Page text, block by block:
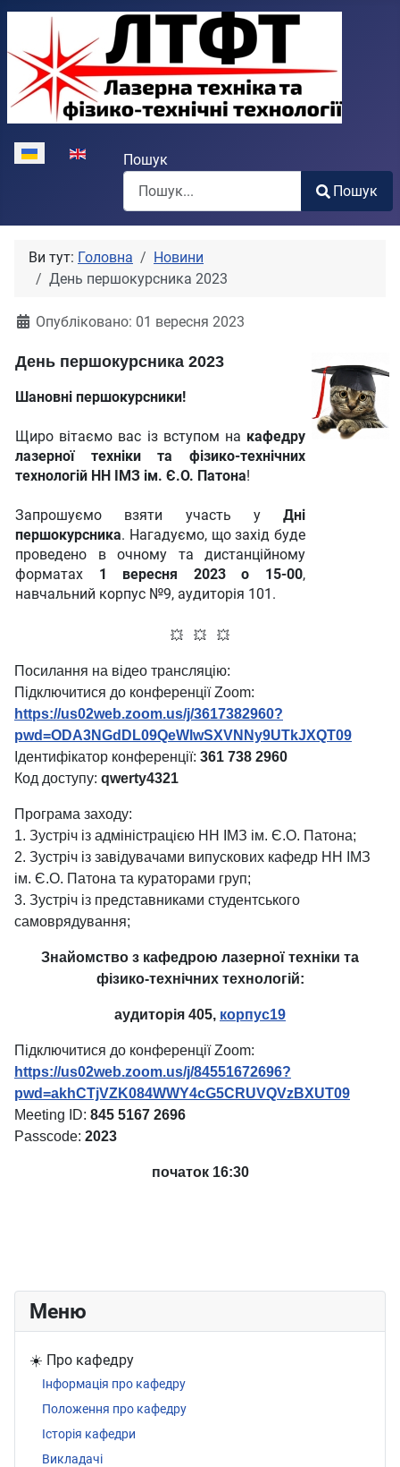
Виберіть свою мовуПошук
Пошук
Меню
☀️ Про кафедру
Інформація про кафедру
Положення про кафедру
Історія кафедри
Викладачі
Ви тут: Головна
Новини
День першокурсника 2023
Опубліковано: 01 вересня 2023
День першокурсника 2023
Шановні першокурсники!
Щиро вітаємо вас із вступом на кафедру
лазерної техніки та фізико-технічних
технологій НН ІМЗ ім. Є.О. Патона!
Запрошуємо взяти участь у Дні
першокурсника. Нагадуємо, що захід буде
проведено в очному та дистанційному
форматах 1 вересня 2023 о 15-00,
навчальний корпус №9, аудиторія 101.
💥 💥 💥
Посилання на відео трансляцію:
Підключитися до конференції Zoom:
https://us02web.zoom.us/j/3617382960?
pwd=ODA3NGdDL09QeWlwSXVNNy9UTkJXQT09
Ідентифікатор конференції: 361 738 2960
Код доступу: qwerty4321
Програма заходу:
1. Зустріч із адміністрацією НН ІМЗ ім. Є.О. Патона;
2. Зустріч із завідувачами випускових кафедр НН ІМЗ
ім. Є.О. Патона та кураторами груп;
3. Зустріч із представниками студентського
самоврядування;
Знайомство з кафедрою лазерної техніки та
фізико-технічних технологій:
аудиторія 405, корпус19
Підключитися до конференції Zoom:
https://us02web.zoom.us/j/84551672696?
pwd=akhCTjVZK084WWY4cG5CRUVQVzBXUT09
Meeting ID: 845 5167 2696
Passcode: 2023
початок 16:30